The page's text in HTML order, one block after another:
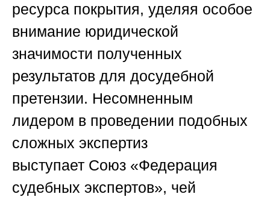
ресурса покрытия, уделяя особое
внимание юридической
значимости полученных
результатов для досудебной
претензии. Несомненным
лидером в проведении подобных
сложных экспертиз
выступает Союз «Федерация
судебных экспертов», чей